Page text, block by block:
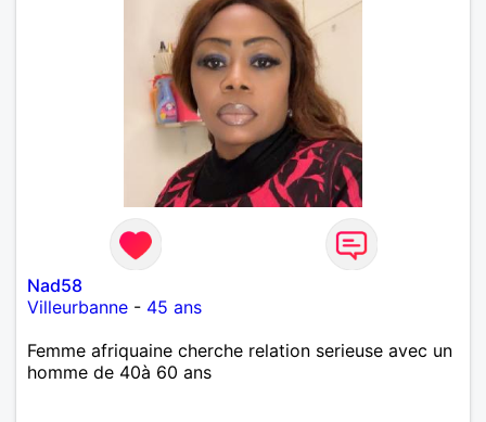
Nad58
Villeurbanne - 45 ans
Femme afriquaine cherche relation serieuse avec un
homme de 40à 60 ans